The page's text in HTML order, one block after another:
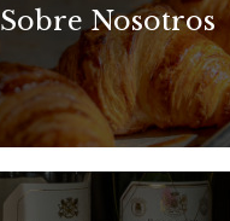
Sobre Nosotros